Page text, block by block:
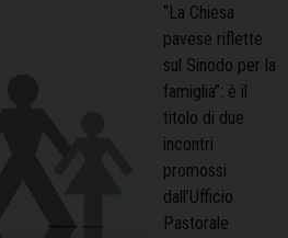
“La Chiesa
pavese riflette
sul Sinodo per la
famiglia”: è il
titolo di due
incontri
promossi
dall’Ufficio
Pastorale